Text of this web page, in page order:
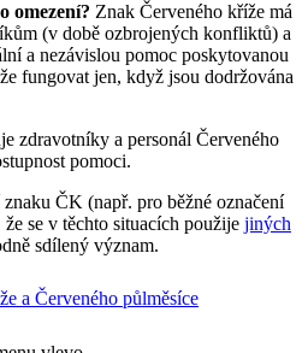
omezení? Znak Červeného kříže má
(v době ozbrojených konfliktů) a
a nezávislou pomoc poskytovanou
fungovat jen, když jsou dodržována
zdravotníky a personál Červeného
pomoci.
ČK (např. pro běžné označení
se v těchto situacích použije jiných
sdílený význam.
a Červeného půlměsíce